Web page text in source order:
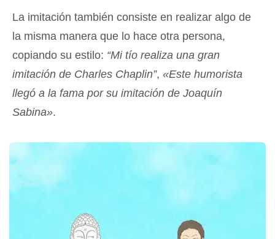
La imitación también consiste en realizar algo de
la misma manera que lo hace otra persona,
copiando su estilo: “Mi tío realiza una gran
imitación de Charles Chaplin”, «Este humorista
llegó a la fama por su imitación de Joaquín
Sabina».